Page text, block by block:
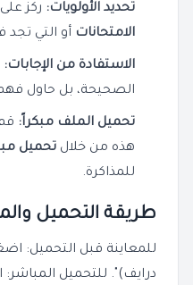
تحديد الأولويات: ركز على
الامتحانات أو التي تجد
الاستفادة من الإجابات:
الصحيحة، بل حاول
تحميل الملف مبكراً:
هذه من خلال تحميل
للمذاكرة.
طريقة التحميل
للمعاينة قبل التحميل:
درايف)". للتحميل